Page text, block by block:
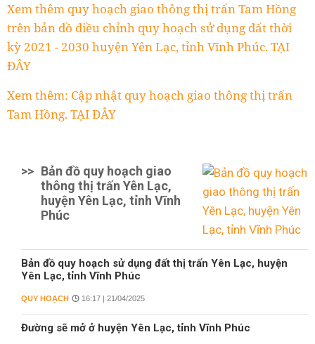
Xem thêm quy hoạch giao thông thị trấn Tam Hồng
trên bản đồ điều chỉnh quy hoạch sử dụng đất thời
kỳ 2021 - 2030 huyện Yên Lạc, tỉnh Vĩnh Phúc. TẠI
ĐÂY
Xem thêm: Cập nhật quy hoạch giao thông thị trấn
Tam Hồng. TẠI ĐÂY
>> Bản đồ quy hoạch giao
thông thị trấn Yên Lạc,
huyện Yên Lạc, tỉnh Vĩnh
Phúc
Bản đồ quy hoạch sử dụng đất thị trấn Yên Lạc, huyện
Yên Lạc, tỉnh Vĩnh Phúc
QUY HOẠCH 16:17 | 21/04/2025
Đường sẽ mở ở huyện Yên Lạc, tỉnh Vĩnh Phúc